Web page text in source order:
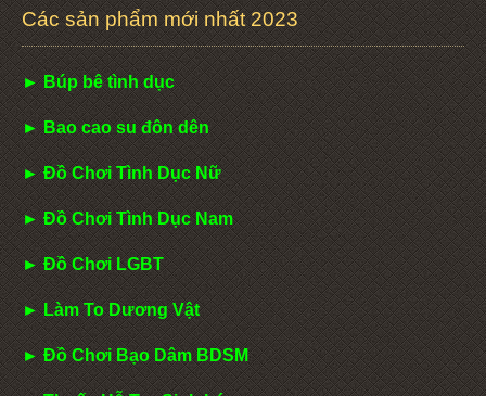
Các sản phẩm mới nhất 2023
► Búp bê tình dục
► Bao cao su đôn dên
► Đồ Chơi Tình Dục Nữ
► Đồ Chơi Tình Dục Nam
► Đồ Chơi LGBT
► Làm To Dương Vật
► Đồ Chơi Bạo Dâm BDSM